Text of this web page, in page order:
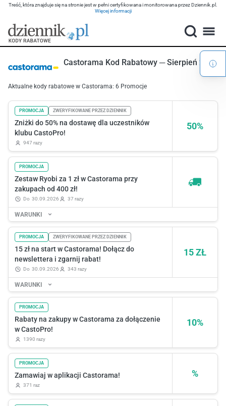
Treść, która znajduje się na stronie jest w pełni certyfikowana i monitorowana przez Dziennik.pl.
Więcej informacji
Castorama Kod Rabatowy ─ Sierpień 2026
Aktualne kody rabatowe w Castorama: 6 Promocje
50%
PROMOCJA ZWERYFIKOWANE PRZEZ DZIENNIK
Zniżki do 50% na dostawę dla uczestników
klubu CastoPro!
947 razy
PROMOCJA
Zestaw Ryobi za 1 zł w Castorama przy
zakupach od 400 zł!
do 30.09.2026 37 razy
WARUNKI
15 ZŁ
PROMOCJA ZWERYFIKOWANE PRZEZ DZIENNIK
15 zł na start w Castorama! Dołącz do
newslettera i zgarnij rabat!
do 30.09.2026 343 razy
WARUNKI
10%
PROMOCJA
Rabaty na zakupy w Castorama za dołączenie
w CastoPro!
1390 razy
%
PROMOCJA
Zamawiaj w aplikacji Castorama!
371 raz